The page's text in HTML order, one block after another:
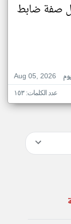
صفة ضابط
Aug 05, 2026
عدد الكلمات: ١٥٣